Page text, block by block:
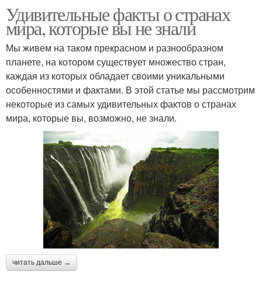
Удивительные факты о странах
мира, которые вы не знали
Мы живем на таком прекрасном и разнообразном
планете, на котором существует множество стран,
каждая из которых обладает своими уникальными
особенностями и фактами. В этой статье мы рассмотрим
некоторые из самых удивительных фактов о странах
мира, которые вы, возможно, не знали.
читать дальше →